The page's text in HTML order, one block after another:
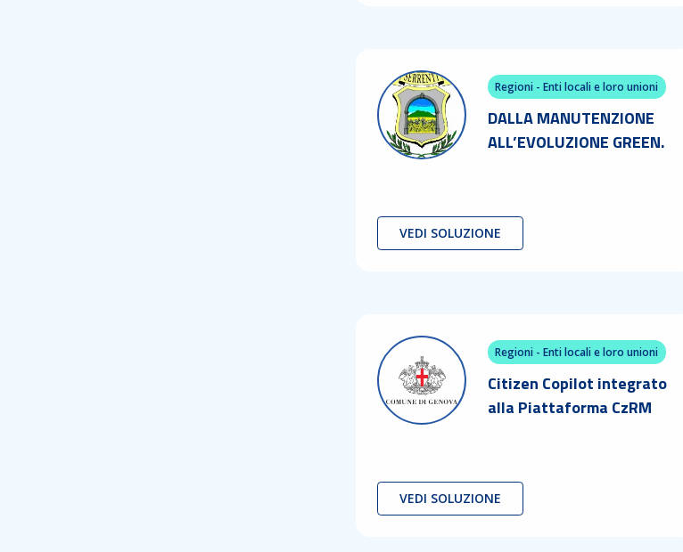
Regioni - Enti locali e loro unioni
DALLA MANUTENZIONE
ALL’EVOLUZIONE GREEN.
VEDI SOLUZIONE
Regioni - Enti locali e loro unioni
Citizen Copilot integrato
alla Piattaforma CzRM
VEDI SOLUZIONE